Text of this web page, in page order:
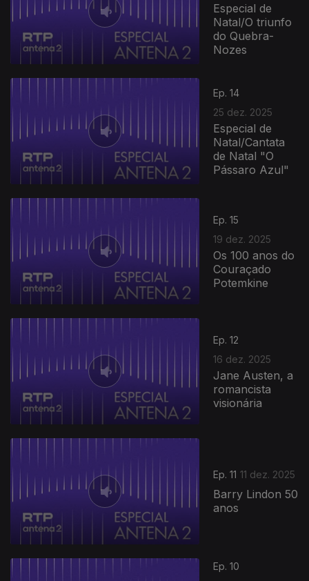
Especial de
Natal/O triunfo
do Quebra-
Nozes
Ep. 14
25 dez. 2025
Especial de
Natal/Cantata
de Natal "O
Pássaro Azul"
Ep. 15
19 dez. 2025
Os 100 anos do
Couraçado
Potemkine
Ep. 12
16 dez. 2025
Jane Austen, a
romancista
visionária
Ep. 11 11 dez. 2025
Barry Lindon 50
anos
Ep. 10
897440